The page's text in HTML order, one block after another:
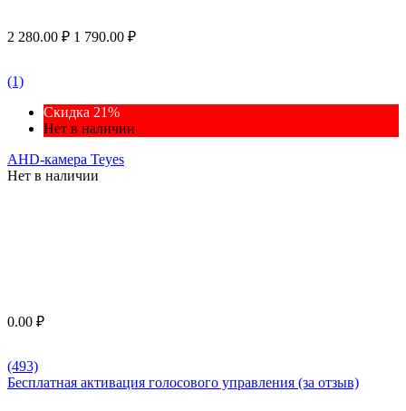
2 280.00 ₽ 1 790.00 ₽
(1)
Скидка 21%
Нет в наличии
AHD-камера Teyes
Нет в наличии
0.00 ₽
(493)
Бесплатная активация голосового управления (за отзыв)